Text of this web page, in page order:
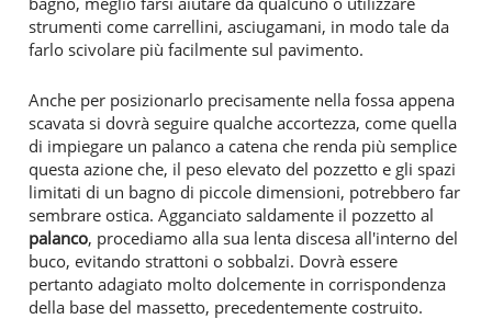
strumenti come carrellini, asciugamani, in modo tale da
farlo scivolare più facilmente sul pavimento.
Anche per posizionarlo precisamente nella fossa appena
scavata si dovrà seguire qualche accortezza, come quella
di impiegare un palanco a catena che renda più semplice
questa azione che, il peso elevato del pozzetto e gli spazi
limitati di un bagno di piccole dimensioni, potrebbero far
sembrare ostica. Agganciato saldamente il pozzetto al
palanco, procediamo alla sua lenta discesa all'interno del
buco, evitando strattoni o sobbalzi. Dovrà essere
pertanto adagiato molto dolcemente in corrispondenza
della base del massetto, precedentemente costruito.